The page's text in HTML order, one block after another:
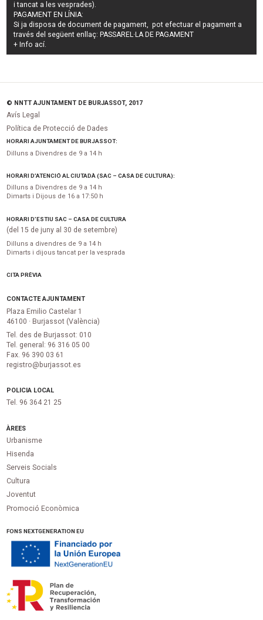
i tancat a les vesprades).
PAGAMENT EN LÍNIA:
Si ja disposa de document de pagament, pot efectuar el pagament a
través del següent enllaç: PASSAREL·LA DE PAGAMENT
+ Info ací.
© NNTT AJUNTAMENT DE BURJASSOT, 2017
Avís Legal
Política de Protecció de Dades
HORARI AJUNTAMENT DE BURJASSOT:
Dilluns a Divendres de 9 a 14 h
HORARI D’ATENCIÓ AL CIUTADÀ (SAC – CASA DE CULTURA):
Dilluns a Divendres de 9 a 14 h
Dimarts i Dijous de 16 a 17:50 h
HORARI D’ESTIU SAC – CASA DE CULTURA
(del 15 de juny al 30 de setembre)
Dilluns a divendres de 9 a 14 h
Dimarts i dijous tancat per la vesprada
CITA PRÈVIA
CONTACTE AJUNTAMENT
Plaza Emilio Castelar 1
46100 · Burjassot (València)
Tel. des de Burjassot: 010
Tel. general: 96 316 05 00
Fax. 96 390 03 61
registro@burjassot.es
POLICIA LOCAL
Tel. 96 364 21 25
ÀREES
Urbanisme
Hisenda
Serveis Socials
Cultura
Joventut
Promoció Econòmica
FONS NEXTGENERATION EU